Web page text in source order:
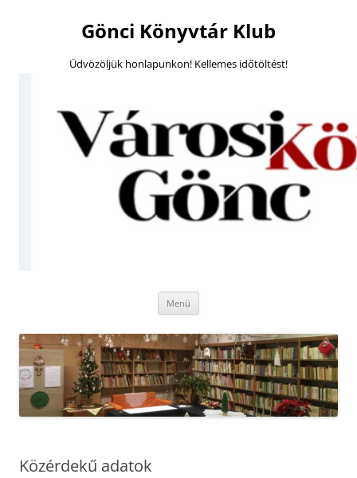
Gönci Könyvtár Klub
Üdvözöljük honlapunkon! Kellemes időtöltést!
Menü
Közérdekű adatok